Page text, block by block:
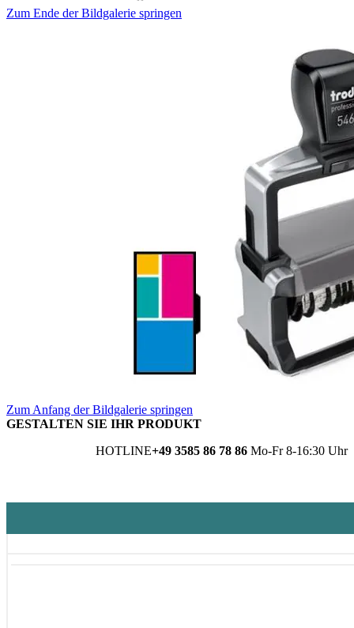
Zum Ende der Bildgalerie springen
Zum Anfang der Bildgalerie springen
GESTALTEN SIE IHR PRODUKT
HOTLINE+49 3585 86 78 86 Mo-Fr 8-16:30 Uhr